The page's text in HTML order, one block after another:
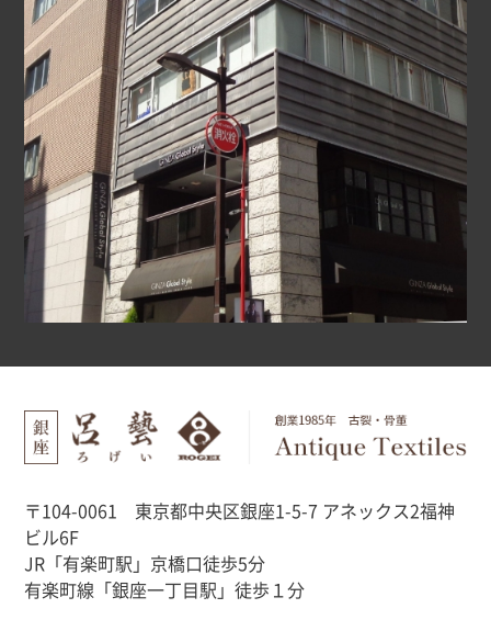
〒104-0061 東京都中央区銀座1-5-7 アネックス2福神
ビル6F
JR「有楽町駅」京橋口徒歩5分
有楽町線「銀座一丁目駅」徒歩１分